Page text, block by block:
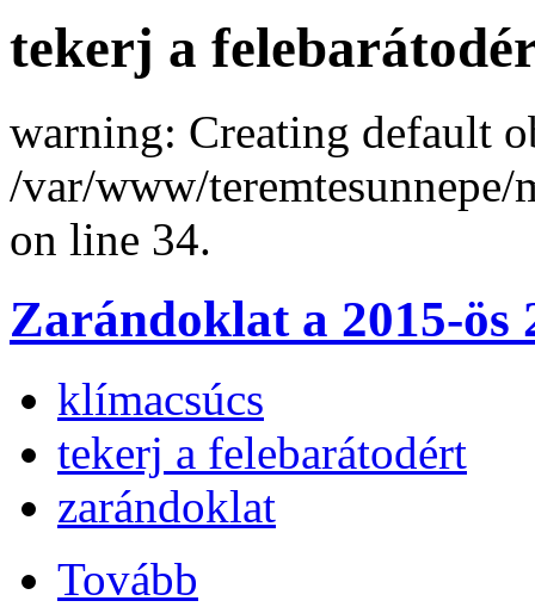
tekerj a
warning: Creating default
/var/www/
on line 34.
Zarándoklat a 2015-ös
klímacsúcs
tekerj a felebarátodért
zarándoklat
Tovább